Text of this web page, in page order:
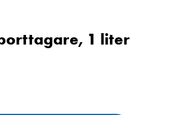
1 liter